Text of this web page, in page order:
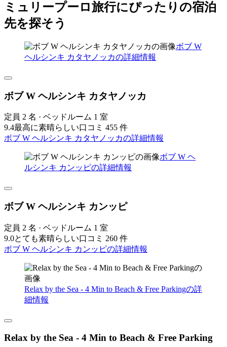
ミュリープーロ旅行にぴったりの宿泊
先を探そう
ボブ W
ヘルシンキ カタヤノッカの詳細情報
ボブ W ヘルシンキ カタヤノッカ
定員 2 名 · ベッドルーム 1 室
9.4最高に素晴らしい口コミ 455 件
ボブ W ヘルシンキ カタヤノッカの詳細情報
ボブ W ヘ
ルシンキ カンッピの詳細情報
ボブ W ヘルシンキ カンッピ
定員 2 名 · ベッドルーム 1 室
9.0とても素晴らしい口コミ 260 件
ボブ W ヘルシンキ カンッピの詳細情報
Relax by the Sea - 4 Min to Beach & Free Parkingの詳
細情報
Relax by the Sea - 4 Min to Beach & Free Parking